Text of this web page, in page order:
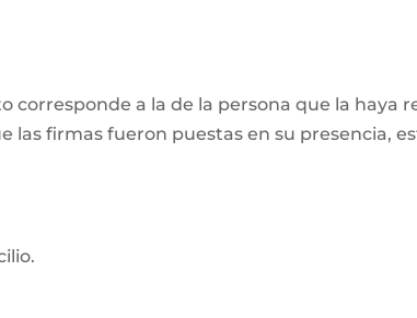
a la de la persona que la haya
firmas fueron puestas en su presencia,